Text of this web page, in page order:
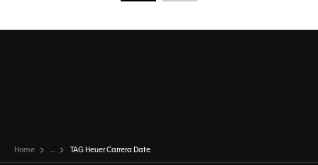
Home ... TAG Heuer Carrera Date